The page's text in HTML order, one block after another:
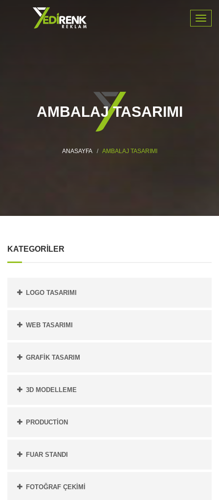
AMBALAJ TASARIMI
ANASAYFA AMBALAJ TASARIMI
KATEGORİLER
LOGO TASARIMI
WEB TASARIMI
GRAFIK TASARIM
3D MODELLEME
PRODUCTİON
FUAR STANDI
FOTOĞRAF ÇEKİMİ